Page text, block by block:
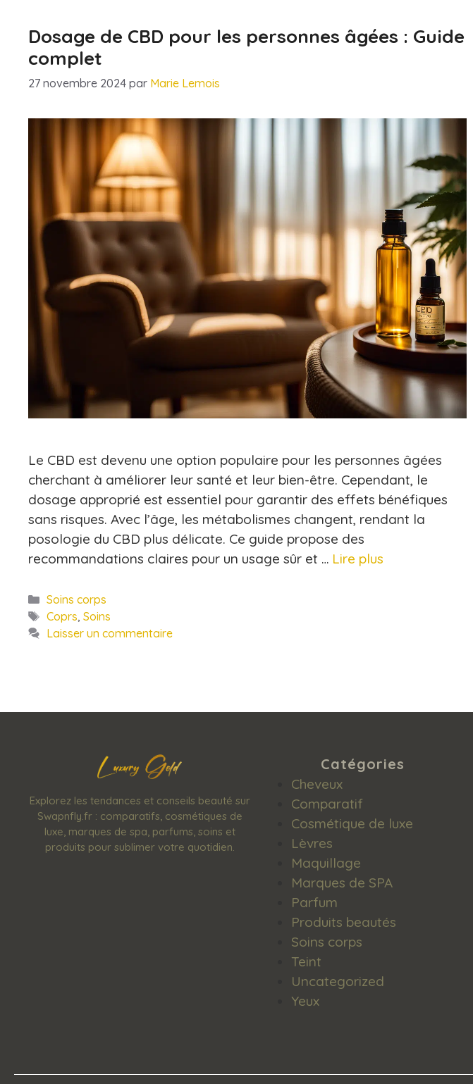
Dosage de CBD pour les personnes âgées : Guide
complet
27 novembre 2024 par Marie Lemois
Le CBD est devenu une option populaire pour les personnes âgées
cherchant à améliorer leur santé et leur bien-être. Cependant, le
dosage approprié est essentiel pour garantir des effets bénéfiques
sans risques. Avec l’âge, les métabolismes changent, rendant la
posologie du CBD plus délicate. Ce guide propose des
recommandations claires pour un usage sûr et … Lire plus
Catégories
Soins corps
Étiquettes
Coprs, Soins
Laisser un commentaire
Explorez les tendances et conseils beauté sur
Swapnfly.fr : comparatifs, cosmétiques de
luxe, marques de spa, parfums, soins et
produits pour sublimer votre quotidien.
Catégories
Cheveux
Comparatif
Cosmétique de luxe
Lèvres
Maquillage
Marques de SPA
Parfum
Produits beautés
Soins corps
Teint
Uncategorized
Yeux